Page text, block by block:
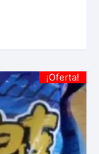
¡Oferta!